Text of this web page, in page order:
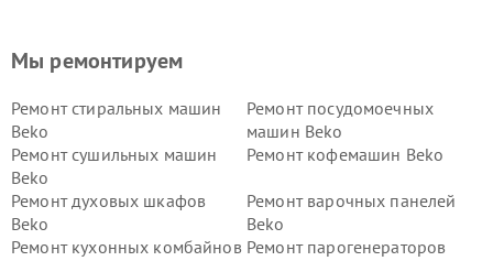
Мы ремонтируем
Ремонт стиральных машин
Beko
Ремонт посудомоечных
машин Beko
Ремонт сушильных машин
Beko
Ремонт кофемашин Beko
Ремонт духовых шкафов
Beko
Ремонт варочных панелей
Beko
Ремонт кухонных комбайнов Ремонт парогенераторов